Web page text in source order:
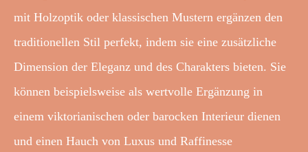
mit Holzoptik oder klassischen Mustern ergänzen den
traditionellen Stil perfekt, indem sie eine zusätzliche
Dimension der Eleganz und des Charakters bieten. Sie
können beispielsweise als wertvolle Ergänzung in
einem viktorianischen oder barocken Interieur dienen
und einen Hauch von Luxus und Raffinesse